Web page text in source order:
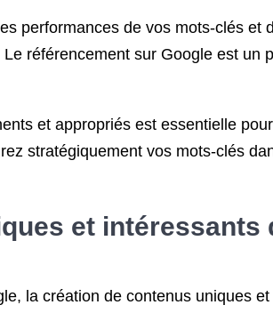
performances de vos mots-clés et
référencement sur Google est
et appropriés est essentielle
stratégiquement vos mots-clés
et
la création de contenus uniques